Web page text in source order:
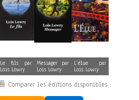
Le fils par
Lois Lowry
Messager par
Lois Lowry
L’élue par
Lois Lowry
Comparer les éditions disponibles :